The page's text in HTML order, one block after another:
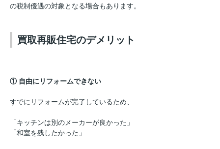
の税制優遇の対象となる場合もあります。
買取再販住宅のデメリット
① 自由にリフォームできない
すでにリフォームが完了しているため、
「キッチンは別のメーカーが良かった」
「和室を残したかった」